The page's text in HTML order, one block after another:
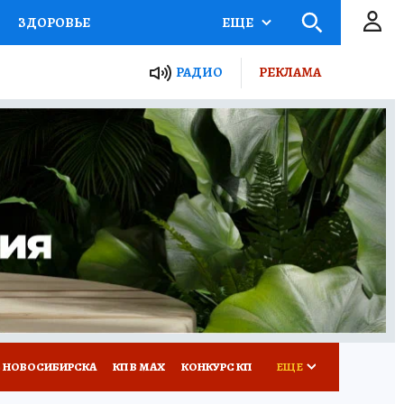
ЗДОРОВЬЕ
Я ЗНАЮ СЕМЬЯ
СЕРИАЛЫ
ВСЕ О КП РАДИО КП
ЕЩЕ
РАДИО РЕКЛАМА
КП В МАХ КОНКУРС КП ЕЩЕ